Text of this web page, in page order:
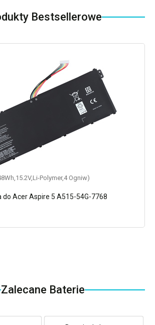
Bestsellerowe
Polymer,4 Ogniw)
do Acer Aspire 5 A515-54G-7768
Zalecane Baterie